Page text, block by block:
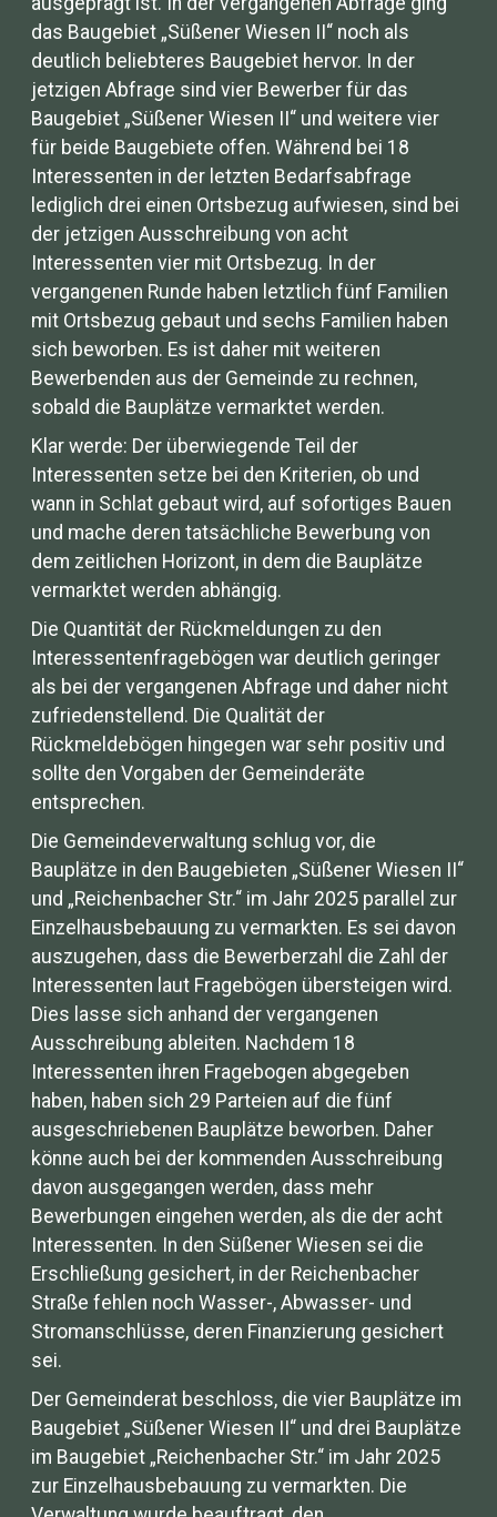
das Baugebiet „Süßener Wiesen II“ noch als
deutlich beliebteres Baugebiet hervor. In der
jetzigen Abfrage sind vier Bewerber für das
Baugebiet „Süßener Wiesen II“ und weitere vier
für beide Baugebiete offen. Während bei 18
Interessenten in der letzten Bedarfsabfrage
lediglich drei einen Ortsbezug aufwiesen, sind bei
der jetzigen Ausschreibung von acht
Interessenten vier mit Ortsbezug. In der
vergangenen Runde haben letztlich fünf Familien
mit Ortsbezug gebaut und sechs Familien haben
sich beworben. Es ist daher mit weiteren
Bewerbenden aus der Gemeinde zu rechnen,
sobald die Bauplätze vermarktet werden.
Klar werde: Der überwiegende Teil der
Interessenten setze bei den Kriterien, ob und
wann in Schlat gebaut wird, auf sofortiges Bauen
und mache deren tatsächliche Bewerbung von
dem zeitlichen Horizont, in dem die Bauplätze
vermarktet werden abhängig.
Die Quantität der Rückmeldungen zu den
Interessentenfragebögen war deutlich geringer
als bei der vergangenen Abfrage und daher nicht
zufriedenstellend. Die Qualität der
Rückmeldebögen hingegen war sehr positiv und
sollte den Vorgaben der Gemeinderäte
entsprechen.
Die Gemeindeverwaltung schlug vor, die
Bauplätze in den Baugebieten „Süßener Wiesen II“
und „Reichenbacher Str.“ im Jahr 2025 parallel zur
Einzelhausbebauung zu vermarkten. Es sei davon
auszugehen, dass die Bewerberzahl die Zahl der
Interessenten laut Fragebögen übersteigen wird.
Dies lasse sich anhand der vergangenen
Ausschreibung ableiten. Nachdem 18
Interessenten ihren Fragebogen abgegeben
haben, haben sich 29 Parteien auf die fünf
ausgeschriebenen Bauplätze beworben. Daher
könne auch bei der kommenden Ausschreibung
davon ausgegangen werden, dass mehr
Bewerbungen eingehen werden, als die der acht
Interessenten. In den Süßener Wiesen sei die
Erschließung gesichert, in der Reichenbacher
Straße fehlen noch Wasser-, Abwasser- und
Stromanschlüsse, deren Finanzierung gesichert
sei.
Der Gemeinderat beschloss, die vier Bauplätze im
Baugebiet „Süßener Wiesen II“ und drei Bauplätze
im Baugebiet „Reichenbacher Str.“ im Jahr 2025
zur Einzelhausbebauung zu vermarkten. Die